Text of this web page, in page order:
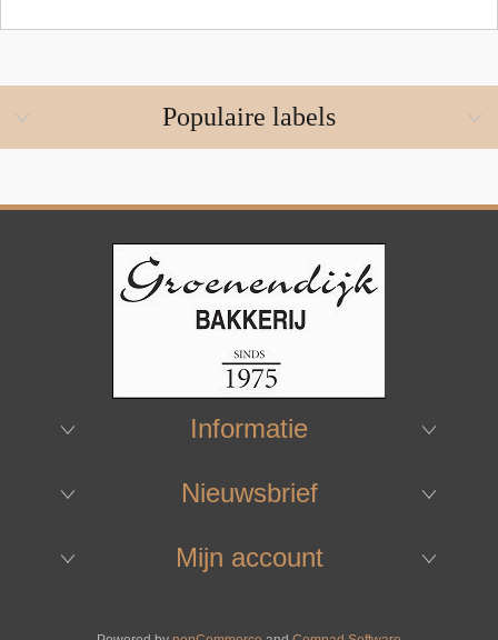
Populaire labels
Informatie
Nieuwsbrief
Mijn account